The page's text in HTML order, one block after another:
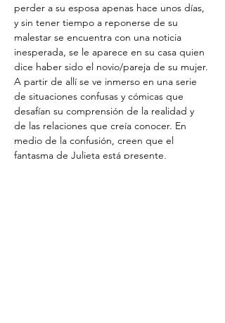
perder a su esposa apenas hace unos días,
y sin tener tiempo a reponerse de su
malestar se encuentra con una noticia
inesperada, se le aparece en su casa quien
dice haber sido el novio/pareja de su mujer.
A partir de allí se ve inmerso en una serie
de situaciones confusas y cómicas que
desafían su comprensión de la realidad y
de las relaciones que creía conocer. En
medio de la confusión, creen que el
fantasma de Julieta está presente,